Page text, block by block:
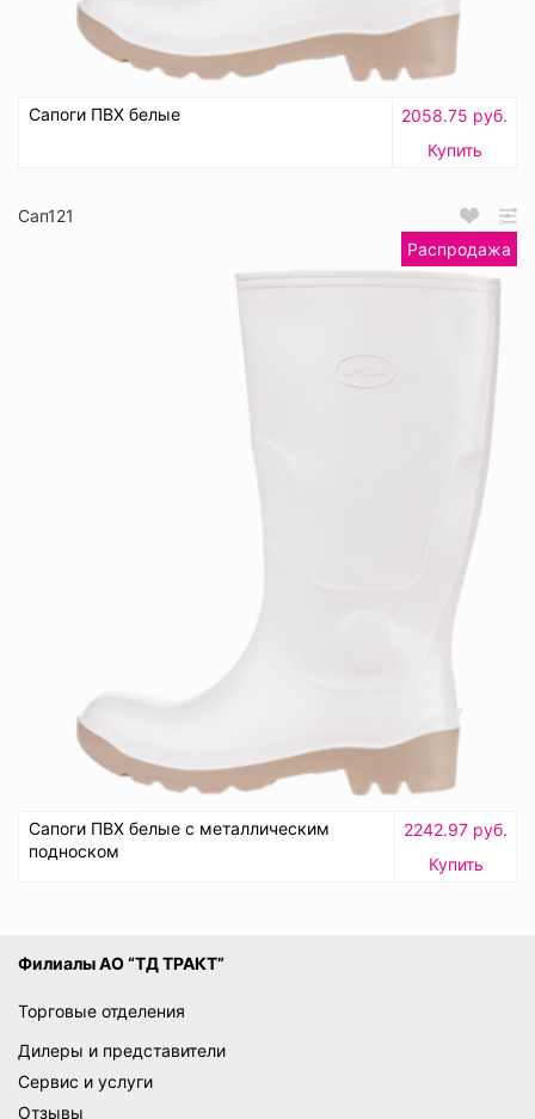
Сапоги ПВХ белые
2058.75 руб.
Купить
Сап121
Распродажа
Сапоги ПВХ белые с металлическим
подноском
2242.97 руб.
Купить
Филиалы АО “ТД ТРАКТ”
Торговые отделения
Дилеры и представители
Сервис и услуги
Отзывы